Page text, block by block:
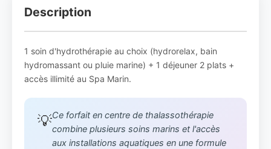
Description
1 soin d'hydrothérapie au choix (hydrorelax, bain
hydromassant ou pluie marine) + 1 déjeuner 2 plats +
accès illimité au Spa Marin.
💡Ce forfait en centre de thalassothérapie
combine plusieurs soins marins et l'accès
aux installations aquatiques en une formule